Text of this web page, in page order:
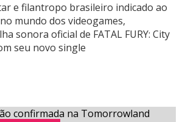
e filantropo brasileiro indicado ao
mundo dos videogames,
sonora oficial de FATAL FURY: City
seu novo single